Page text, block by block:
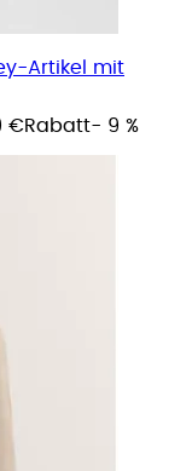
Artikel mit
€Rabatt- 9 %